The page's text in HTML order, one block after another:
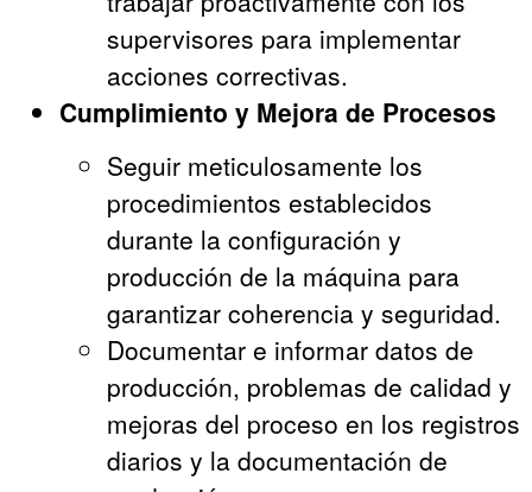
supervisores para implementar
acciones correctivas.
Cumplimiento y Mejora de Procesos
Seguir meticulosamente los
procedimientos establecidos
durante la configuración y
producción de la máquina para
garantizar coherencia y seguridad.
Documentar e informar datos de
producción, problemas de calidad y
mejoras del proceso en los registros
diarios y la documentación de